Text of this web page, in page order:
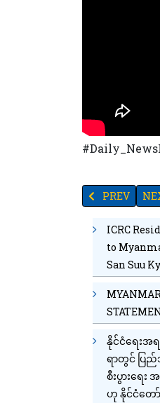
PREVIOUS
PREV
ICRC
to
San Suu
နိုင်ငံရေး
ရာတွင် ပြ
စီးပွားရေ
ဟု နိုင်ငံတေ